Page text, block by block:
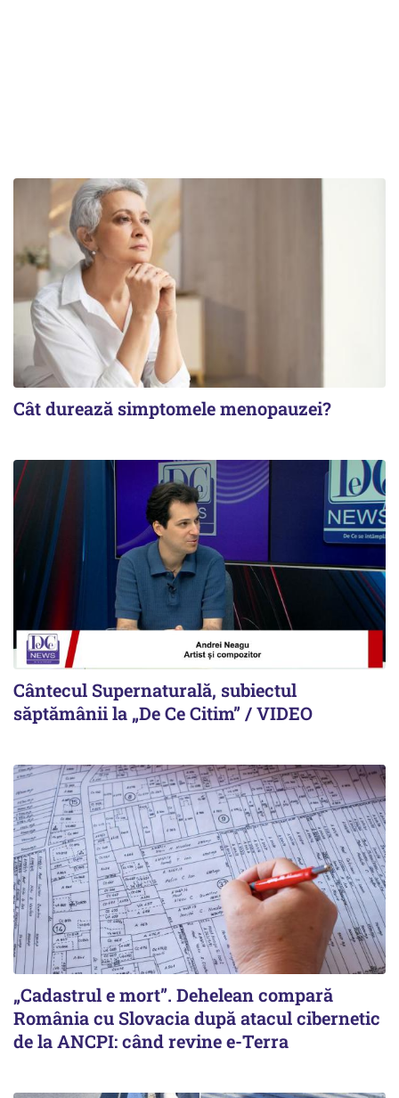
Cât durează simptomele menopauzei?
Cântecul Supernaturală, subiectul
săptămânii la „De Ce Citim” / VIDEO
„Cadastrul e mort”. Dehelean compară
România cu Slovacia după atacul cibernetic
de la ANCPI: când revine e-Terra